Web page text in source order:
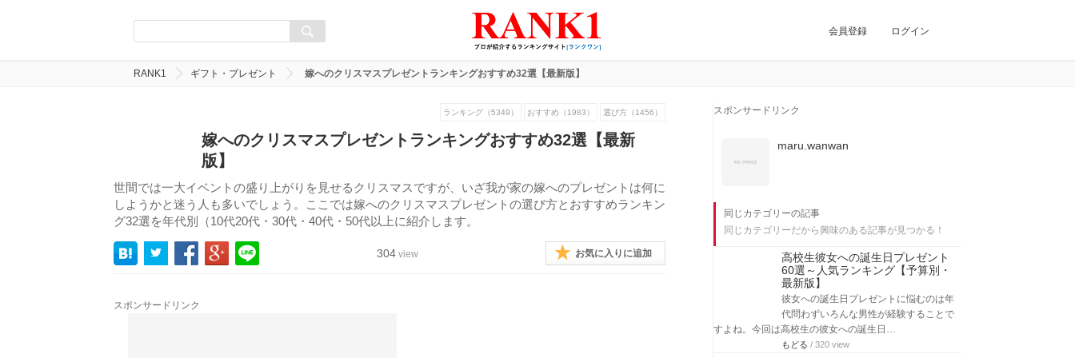
会員登録 ログイン
RANK1 ギフト・プレゼント 嫁へのクリスマスプレゼントランキングおすすめ32選【最新版】
ランキング（5349） おすすめ（1983） 選び方（1456）
嫁へのクリスマスプレゼントランキングおすすめ32選【最新
版】
世間では一大イベントの盛り上がりを見せるクリスマスですが、いざ我が家の嫁へのプレゼントは何に
しようかと迷う人も多いでしょう。ここでは嫁へのクリスマスプレゼントの選び方とおすすめランキン
グ32選を年代別（10代20代・30代・40代・50代以上に紹介します。
304 view お気に入りに追加
スポンサードリンク
スポンサードリンク
maru.wanwan
同じカテゴリーの記事
同じカテゴリーだから興味のある記事が見つかる！
高校生彼女への誕生日プレゼント
60選～人気ランキング【予算別・
最新版】
彼女への誕生日プレゼントに悩むのは年
代問わずいろんな男性が経験することで
すよね。今回は高校生の彼女への誕生日…
もどる / 320 view